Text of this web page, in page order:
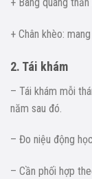
+ Chân khèo:
2. Tái khám
– Tái khám mỗi
năm sau đó.
– Đo niệu động
– Cần phối hợp